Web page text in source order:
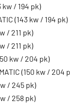
kw / 194 pk)
(143 kw / 194 pk)
/ 211 pk)
/ 211 pk)
kw / 204 pk)
(150 kw / 204
/ 245 pk)
/ 258 pk)